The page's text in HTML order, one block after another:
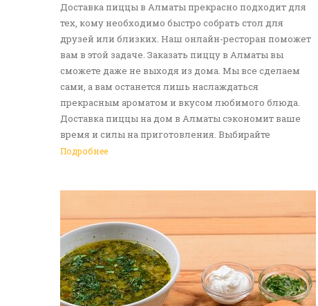
Доставка пиццы в Алматы прекрасно подходит для
тех, кому необходимо быстро собрать стол для
друзей или близких. Наш онлайн-ресторан поможет
вам в этой задаче. Заказать пиццу в Алматы вы
сможете даже не выходя из дома. Мы все сделаем
сами, а вам останется лишь наслаждаться
прекрасным ароматом и вкусом любимого блюда.
Доставка пиццы на дом в Алматы сэкономит ваше
время и силы на приготовления. Выбирайте
понравившуюся итальянскую лепешку, а мы -
Подробнее